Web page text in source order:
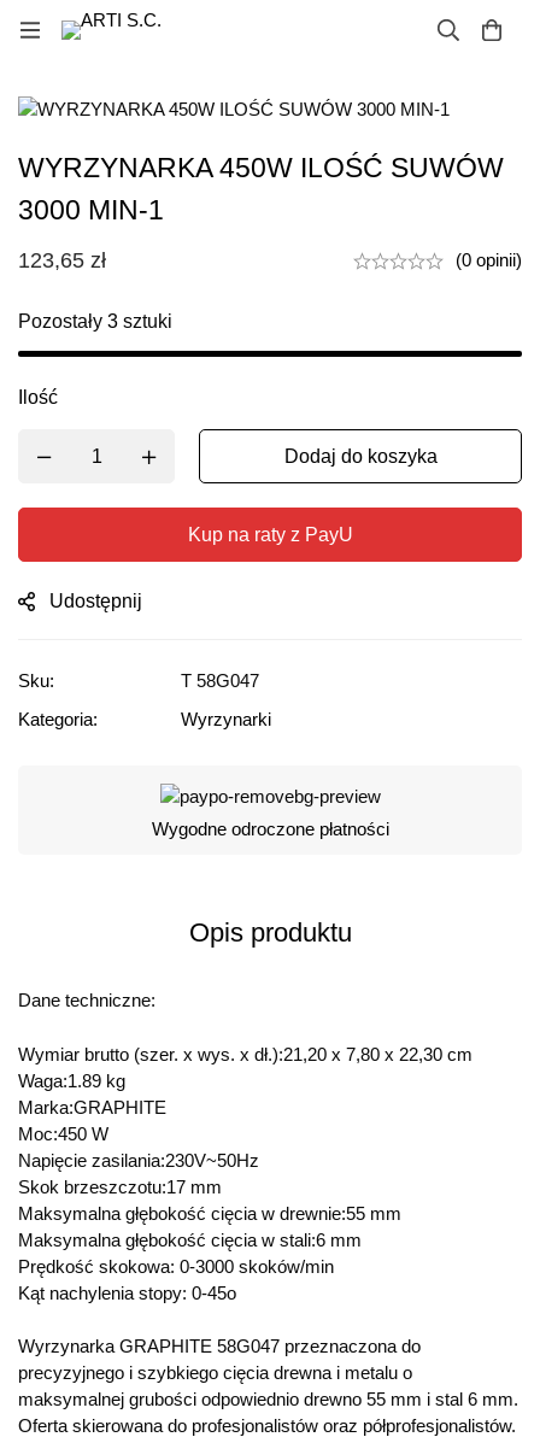
WYRZYNARKA 450W ILOŚĆ SUWÓW
3000 MIN-1
123,65 zł (0 opinii)
Pozostały 3 sztuki
Ilość
Dodaj do koszyka
Kup na raty z PayU
Udostępnij
Sku:
T 58G047
Kategoria:
Wyrzynarki
Wygodne odroczone płatności
Opis produktu
Dane techniczne:
Wymiar brutto (szer. x wys. x dł.):21,20 x 7,80 x 22,30 cm
Waga:1.89 kg
Marka:GRAPHITE
Moc:450 W
Napięcie zasilania:230V~50Hz
Skok brzeszczotu:17 mm
Maksymalna głębokość cięcia w drewnie:55 mm
Maksymalna głębokość cięcia w stali:6 mm
Prędkość skokowa: 0-3000 skoków/min
Kąt nachylenia stopy: 0-45o
Wyrzynarka GRAPHITE 58G047 przeznaczona do
precyzyjnego i szybkiego cięcia drewna i metalu o
maksymalnej grubości odpowiednio drewno 55 mm i stal 6 mm.
Oferta skierowana do profesjonalistów oraz półprofesjonalistów.